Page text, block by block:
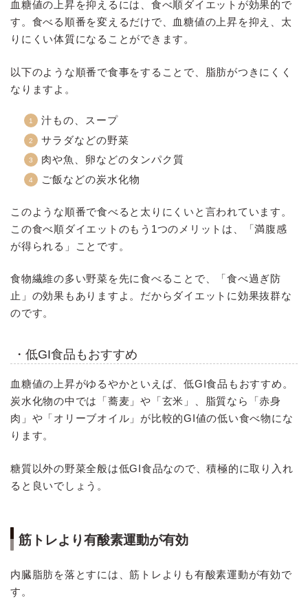
血糖値の上昇を抑えるには、食べ順ダイエットが効果的で
す。食べる順番を変えるだけで、血糖値の上昇を抑え、太
りにくい体質になることができます。
以下のような順番で食事をすることで、脂肪がつきにくく
なりますよ。
汁もの、スープ
サラダなどの野菜
肉や魚、卵などのタンパク質
ご飯などの炭水化物
このような順番で食べると太りにくいと言われています。
この食べ順ダイエットのもう1つのメリットは、「満腹感
が得られる」ことです。
食物繊維の多い野菜を先に食べることで、「食べ過ぎ防
止」の効果もありますよ。だからダイエットに効果抜群な
のです。
・低GI食品もおすすめ
血糖値の上昇がゆるやかといえば、低GI食品もおすすめ。
炭水化物の中では「蕎麦」や「玄米」、脂質なら「赤身
肉」や「オリーブオイル」が比較的GI値の低い食べ物にな
ります。
糖質以外の野菜全般は低GI食品なので、積極的に取り入れ
ると良いでしょう。
筋トレより有酸素運動が有効
内臓脂肪を落とすには、筋トレよりも有酸素運動が有効で
す。